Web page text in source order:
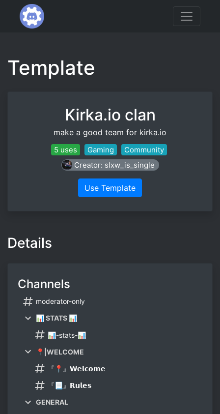
Template
Kirka.io clan
make a good team for kirka.io
5 uses Gaming
Community
Creator: slxw_is_single
Use Template
Details
Channels
moderator-only
📊 STATS 📊
📊-stats-📊
📍|WELCOME
『📍』𝗪𝗲𝗹𝗰𝗼𝗺𝗲
『📃』𝗥𝘂𝗹𝗲𝘀
GENERAL